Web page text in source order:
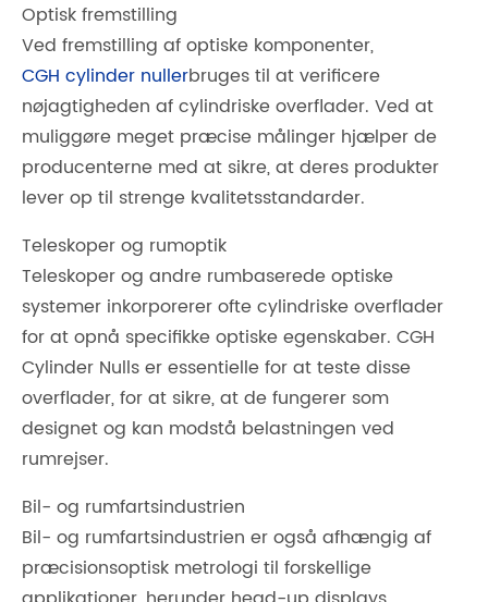
Optisk fremstilling
Ved fremstilling af optiske komponenter,
CGH cylinder nullerbruges til at verificere
nøjagtigheden af ​​cylindriske overflader. Ved at
muliggøre meget præcise målinger hjælper de
producenterne med at sikre, at deres produkter
lever op til strenge kvalitetsstandarder.
Teleskoper og rumoptik
Teleskoper og andre rumbaserede optiske
systemer inkorporerer ofte cylindriske overflader
for at opnå specifikke optiske egenskaber. CGH
Cylinder Nulls er essentielle for at teste disse
overflader, for at sikre, at de fungerer som
designet og kan modstå belastningen ved
rumrejser.
Bil- og rumfartsindustrien
Bil- og rumfartsindustrien er også afhængig af
præcisionsoptisk metrologi til forskellige